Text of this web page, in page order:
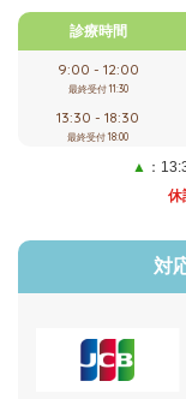
診療時間
9:00 - 12:00
最終受付 11:30
13:30 - 18:30
最終受付 18:00
▲ ：
休
対